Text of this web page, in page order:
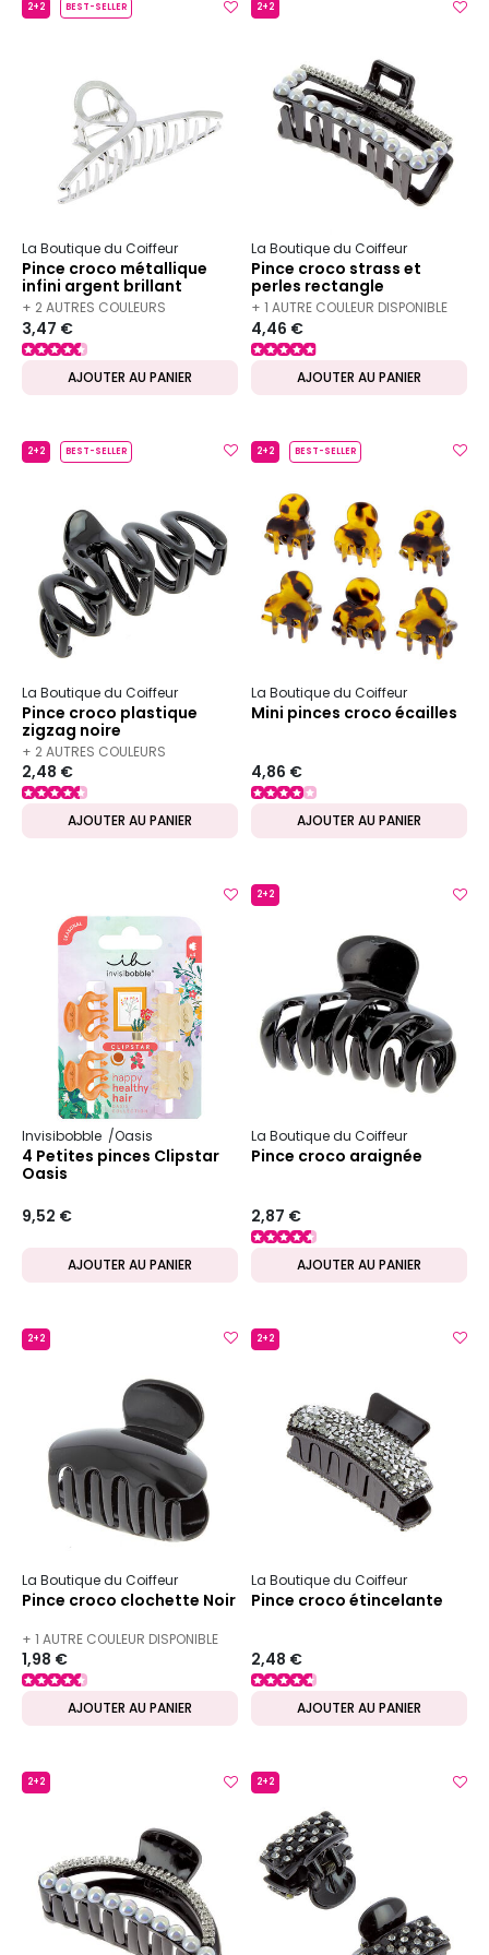
2+2 BEST-SELLER
La Boutique du Coiffeur
Pince croco métallique
infini argent brillant
+ 2 AUTRES COULEURS
DISPONIBLES
3,47 €
AJOUTER AU PANIER
2+2
La Boutique du Coiffeur
Pince croco strass et
perles rectangle
+ 1 AUTRE COULEUR DISPONIBLE
4,46 €
AJOUTER AU PANIER
2+2 BEST-SELLER
La Boutique du Coiffeur
Pince croco plastique
zigzag noire
+ 2 AUTRES COULEURS
DISPONIBLES
2,48 €
AJOUTER AU PANIER
2+2 BEST-SELLER
La Boutique du Coiffeur
Mini pinces croco écailles
4,86 €
AJOUTER AU PANIER
Invisibobble Oasis
4 Petites pinces Clipstar
Oasis
9,52 €
AJOUTER AU PANIER
2+2
La Boutique du Coiffeur
Pince croco araignée
2,87 €
AJOUTER AU PANIER
2+2
La Boutique du Coiffeur
Pince croco clochette Noir
+ 1 AUTRE COULEUR DISPONIBLE
1,98 €
AJOUTER AU PANIER
2+2
La Boutique du Coiffeur
Pince croco étincelante
2,48 €
AJOUTER AU PANIER
2+2 2+2